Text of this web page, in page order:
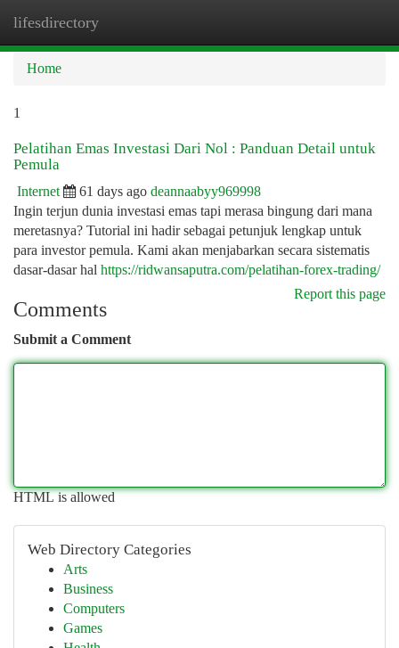
lifesdirectory
Home
1
Pelatihan Emas Investasi Dari Nol : Panduan Detail untuk
Pemula
Internet 61 days ago deannaabyy969998
Ingin terjun dunia investasi emas tapi merasa bingung dari mana
meretasnya? Tutorial ini hadir sebagai petunjuk lengkap untuk
para investor pemula. Kami akan menjabarkan secara sistematis
dasar-dasar hal https://ridwansaputra.com/pelatihan-forex-trading/
Report this page
Comments
Submit a Comment
HTML is allowed
Web Directory Categories
Arts
Business
Computers
Games